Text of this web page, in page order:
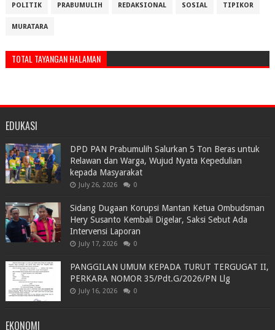
POLITIK PRABUMULIH REDAKSIONAL SOSIAL TIPIKOR
MURATARA
TOTAL TAYANGAN HALAMAN
EDUKASI
DPD PAN Prabumulih Salurkan 5 Ton Beras untuk
Relawan dan Warga, Wujud Nyata Kepedulian
kepada Masyarakat
July 26, 2026 0
Sidang Dugaan Korupsi Mantan Ketua Ombudsman
Hery Susanto Kembali Digelar, Saksi Sebut Ada
Intervensi Laporan
July 17, 2026 0
PANGGILAN UMUM KEPADA TURUT TERGUGAT II,
PERKARA NOMOR 35/Pdt.G/2026/PN Llg
July 16, 2026 0
EKONOMI